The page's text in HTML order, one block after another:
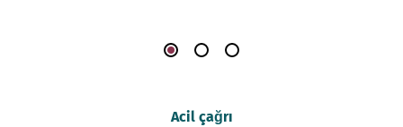
Acil çağrı